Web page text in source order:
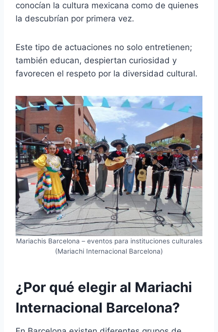
conocían la cultura mexicana como de quienes
la descubrían por primera vez.
Este tipo de actuaciones no solo entretienen;
también educan, despiertan curiosidad y
favorecen el respeto por la diversidad cultural.
Mariachis Barcelona – eventos para instituciones culturales
(Mariachi Internacional Barcelona)
¿Por qué elegir al Mariachi
Internacional Barcelona?